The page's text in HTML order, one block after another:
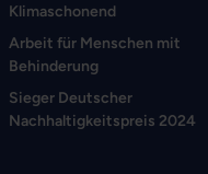
Klimaschonend
Arbeit für Menschen mit
Behinderung
Sieger Deutscher
Nachhaltigkeitspreis 2024